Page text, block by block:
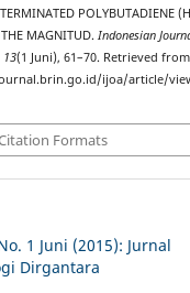
POLYBUTADIENE
MAGNITUD. Indonesian
13(1 Juni), 61–70. Retrieved from
ijoa/article/
Formats
1 Juni (2015): Jurnal
Dirgantara